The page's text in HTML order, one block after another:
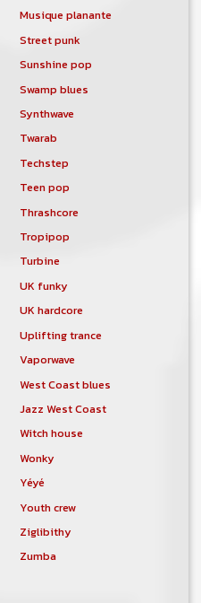
Musique planante
Street punk
Sunshine pop
Swamp blues
Synthwave
Twarab
Techstep
Teen pop
Thrashcore
Tropipop
Turbine
UK funky
UK hardcore
Uplifting trance
Vaporwave
West Coast blues
Jazz West Coast
Witch house
Wonky
Yéyé
Youth crew
Ziglibithy
Zumba